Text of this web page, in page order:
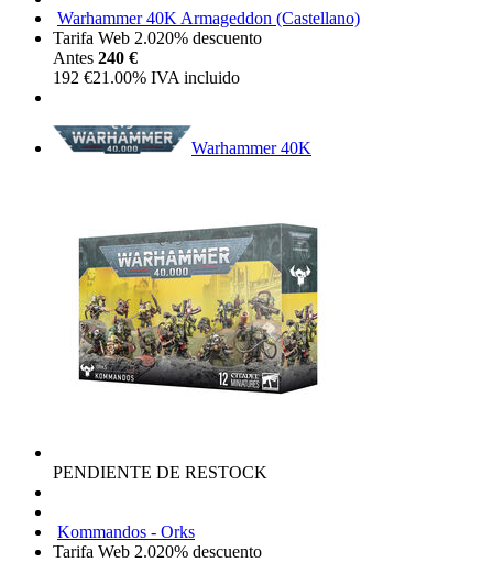
Warhammer 40K Armageddon (Castellano)
Tarifa Web 2.020% descuento
Antes 240 €
192 €21.00% IVA incluido
Warhammer 40K
PENDIENTE DE RESTOCK
Kommandos - Orks
Tarifa Web 2.020% descuento